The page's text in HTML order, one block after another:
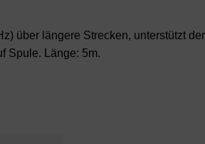
über längere Strecken, unterstützt
Spule. Länge: 5m.